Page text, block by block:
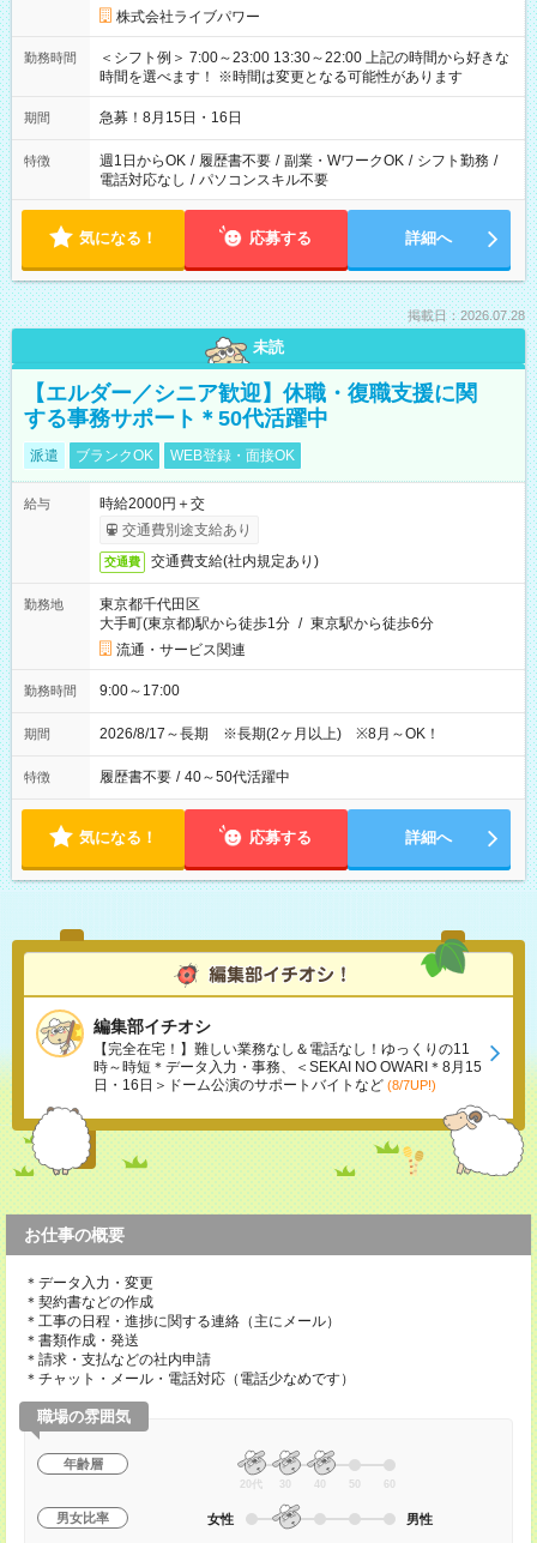
株式会社ライブパワー
勤務時間
＜シフト例＞ 7:00～23:00 13:30～22:00 上記の時間から好きな
時間を選べます！ ※時間は変更となる可能性があります
期間 急募！8月15日・16日
特徴 週1日からOK / 履歴書不要 / 副業・WワークOK / シフト勤務 /
電話対応なし / パソコンスキル不要
気になる！ 応募する 詳細へ
掲載日：2026.07.28
未読
【エルダー／シニア歓迎】休職・復職支援に関
する事務サポート＊50代活躍中
派遣 ブランクOK WEB登録・面接OK
給与
時給2000円＋交
交通費別途支給あり
交通費 交通費支給(社内規定あり)
勤務地
東京都千代田区
大手町(東京都)駅から徒歩1分 / 東京駅から徒歩6分
流通・サービス関連
勤務時間 9:00～17:00
期間 2026/8/17～長期 ※長期(2ヶ月以上) ※8月～OK！
特徴 履歴書不要 / 40～50代活躍中
気になる！ 応募する 詳細へ
編集部イチオシ
【完全在宅！】難しい業務なし＆電話なし！ゆっくりの11
時～時短＊データ入力・事務、＜SEKAI NO OWARI＊8月15
日・16日＞ドーム公演のサポートバイトなど (8/7UP!)
お仕事の概要
＊データ入力・変更
＊契約書などの作成
＊工事の日程・進捗に関する連絡（主にメール）
＊書類作成・発送
＊請求・支払などの社内申請
＊チャット・メール・電話対応（電話少なめです）
職場の雰囲気
年齢層
20代 30 40 50 60
男女比率 女性 男性